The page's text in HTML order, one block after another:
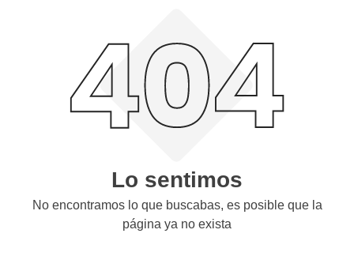
Lo sentimos
No encontramos lo que buscabas, es posible que la
página ya no exista